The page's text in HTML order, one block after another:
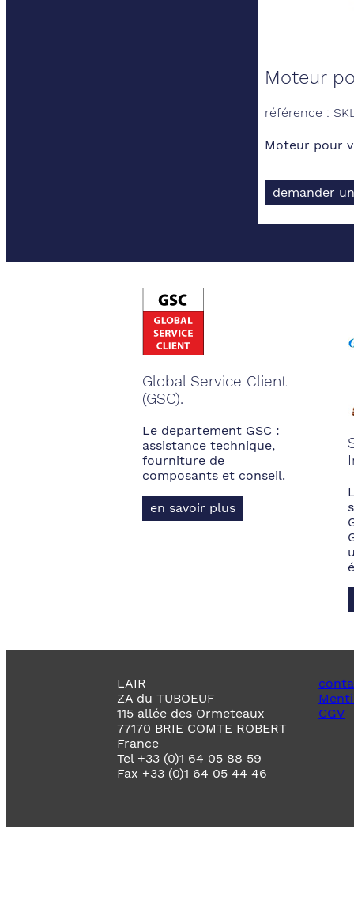
Moteur
référence :
Moteur pour
demander
Global Service Client
(GSC).
Le departement GSC :
assistance technique,
fourniture de
composants et conseil.
en savoir plus
LAIR
ZA du TUBOEUF
115 allée des Ormeteaux
77170 BRIE COMTE ROBERT
France
Tel +33 (0)1 64 05 88 59
Fax +33 (0)1 64 05 44 46
CGV